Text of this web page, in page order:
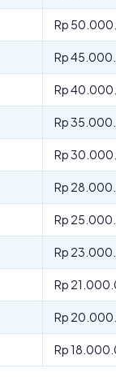
Rp
Rp
Rp
Rp
Rp
Rp
Rp
Rp
Rp
Rp
Rp